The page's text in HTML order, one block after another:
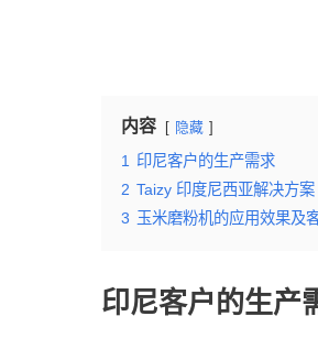
内容 隐藏
1
印尼客户的生产需求
2 Taizy 印度尼西亚解决方案
3 玉米磨粉机的应用效果及
印尼客户的生产